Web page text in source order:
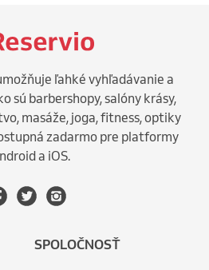
ľahké vyhľadávanie a
sú barbershopy, salóny krásy,
masáže, joga, fitness, optiky
zadarmo pre platformy
a iOS.
SPOLOČNOSŤ